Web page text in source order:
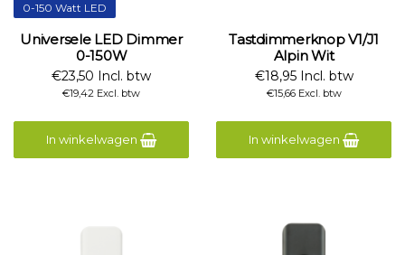
0-150 Watt LED
Universele LED Dimmer
0-150W
€23,50 Incl. btw
€19,42 Excl. btw
In winkelwagen
Tastdimmerknop V1/J1
Alpin Wit
€18,95 Incl. btw
€15,66 Excl. btw
In winkelwagen